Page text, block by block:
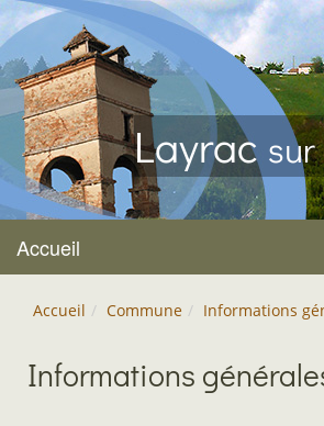
Layrac sur
Accueil
Accueil Commune Informations
Informations